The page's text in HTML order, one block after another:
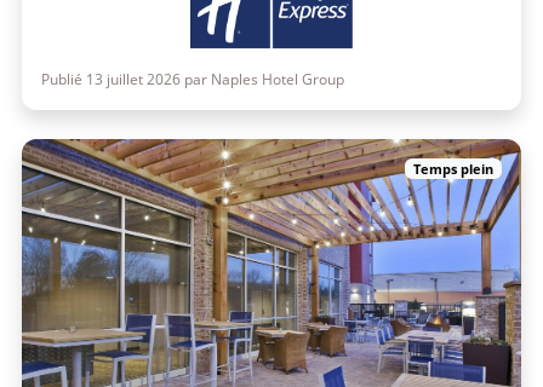
Publié 13 juillet 2026 par Naples Hotel Group
Temps plein